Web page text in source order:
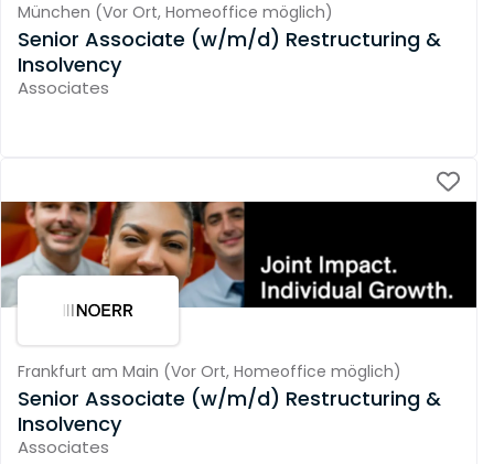
München (Vor Ort, Homeoffice möglich)
Senior Associate (w/m/d) Restructuring &
Insolvency
Associates
Frankfurt am Main (Vor Ort, Homeoffice möglich)
Senior Associate (w/m/d) Restructuring &
Insolvency
Associates